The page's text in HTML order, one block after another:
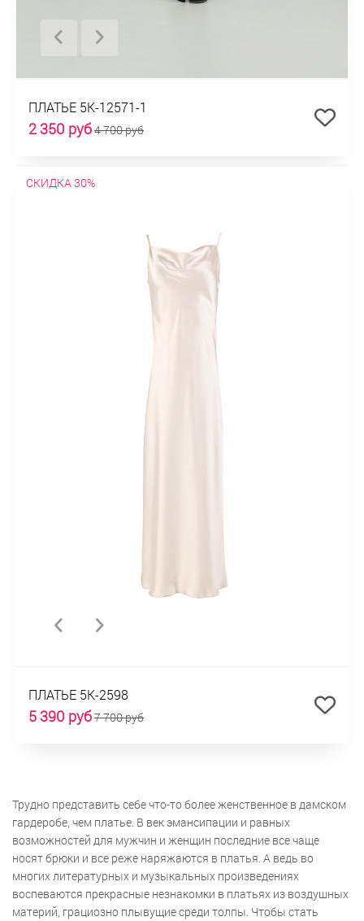
ПЛАТЬЕ 5К-12571-1
2 350 руб4 700 руб
СКИДКА 30%
ПЛАТЬЕ 5К-2598
5 390 руб7 700 руб
Трудно представить себе что-то более женственное в дамском
гардеробе, чем платье. В век эмансипации и равных
возможностей для мужчин и женщин последние все чаще
носят брюки и все реже наряжаются в платья. А ведь во
многих литературных и музыкальных произведениях
воспеваются прекрасные незнакомки в платьях из воздушных
материй, грациозно плывущие среди толпы. Чтобы стать